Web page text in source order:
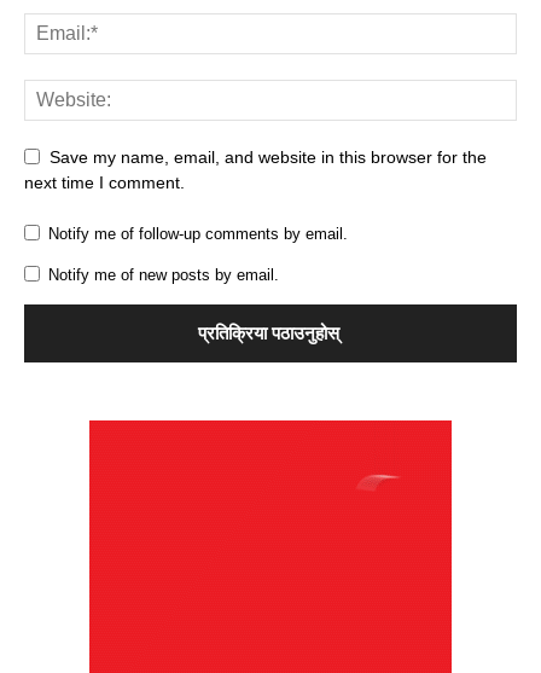
Save my name, email, and website in this browser for the
next time I comment.
Notify me of follow-up comments by email.
Notify me of new posts by email.